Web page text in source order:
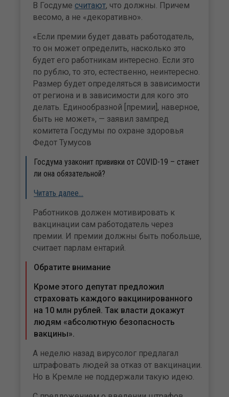
В Госдуме считают, что должны. Причем
весомо, а не «декоративно».
«Если премии будет давать работодатель,
то он может определить, насколько это
будет его работникам интересно. Если это
по рублю, то это, естественно, неинтересно.
Размер будет определяться в зависимости
от региона и в зависимости для кого это
делать. Единообразной [премии], наверное,
быть не может», — заявил зампред
комитета Госдумы по охране здоровья
Федот Тумусов
Госдума узаконит прививки от COVID-19 – станет
ли она обязательной?
Читать далее…
Работников должен мотивировать к
вакцинации сам работодатель через
премии. И премии должны быть побольше,
считает парлам ентарий.
Обратите внимание
Кроме этого депутат предложил
страховать каждого вакцинированного
на 10 млн рублей. Так власти докажут
людям «абсолютную безопасность
вакцины».
А неделю назад вирусолог предлагал
штрафовать людей за отказ от вакцинации.
Но в Кремле не поддержали такую идею.